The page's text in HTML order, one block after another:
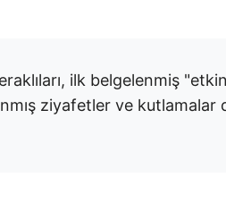
ilk belgelenmiş
ziyafetler ve